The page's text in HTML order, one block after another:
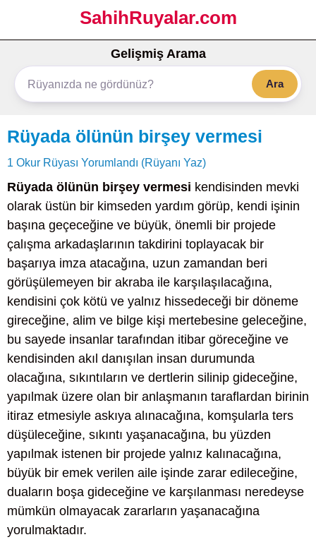
SahihRuyalar.com
Gelişmiş Arama
Ara
Rüyada ölünün birşey vermesi
1 Okur Rüyası Yorumlandı (Rüyanı Yaz)
Rüyada ölünün birşey vermesi kendisinden mevki
olarak üstün bir kimseden yardım görüp, kendi işinin
başına geçeceğine ve büyük, önemli bir projede
çalışma arkadaşlarının takdirini toplayacak bir
başarıya imza atacağına, uzun zamandan beri
görüşülemeyen bir akraba ile karşılaşılacağına,
kendisini çok kötü ve yalnız hissedeceği bir döneme
gireceğine, alim ve bilge kişi mertebesine geleceğine,
bu sayede insanlar tarafından itibar göreceğine ve
kendisinden akıl danışılan insan durumunda
olacağına, sıkıntıların ve dertlerin silinip gideceğine,
yapılmak üzere olan bir anlaşmanın taraflardan birinin
itiraz etmesiyle askıya alınacağına, komşularla ters
düşüleceğine, sıkıntı yaşanacağına, bu yüzden
yapılmak istenen bir projede yalnız kalınacağına,
büyük bir emek verilen aile işinde zarar edileceğine,
duaların boşa gideceğine ve karşılanması neredeyse
mümkün olmayacak zararların yaşanacağına
yorulmaktadır.